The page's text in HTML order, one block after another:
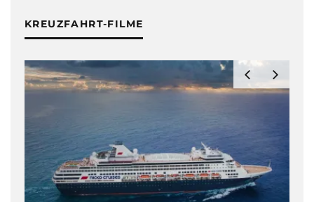
KREUZFAHRT-FILME